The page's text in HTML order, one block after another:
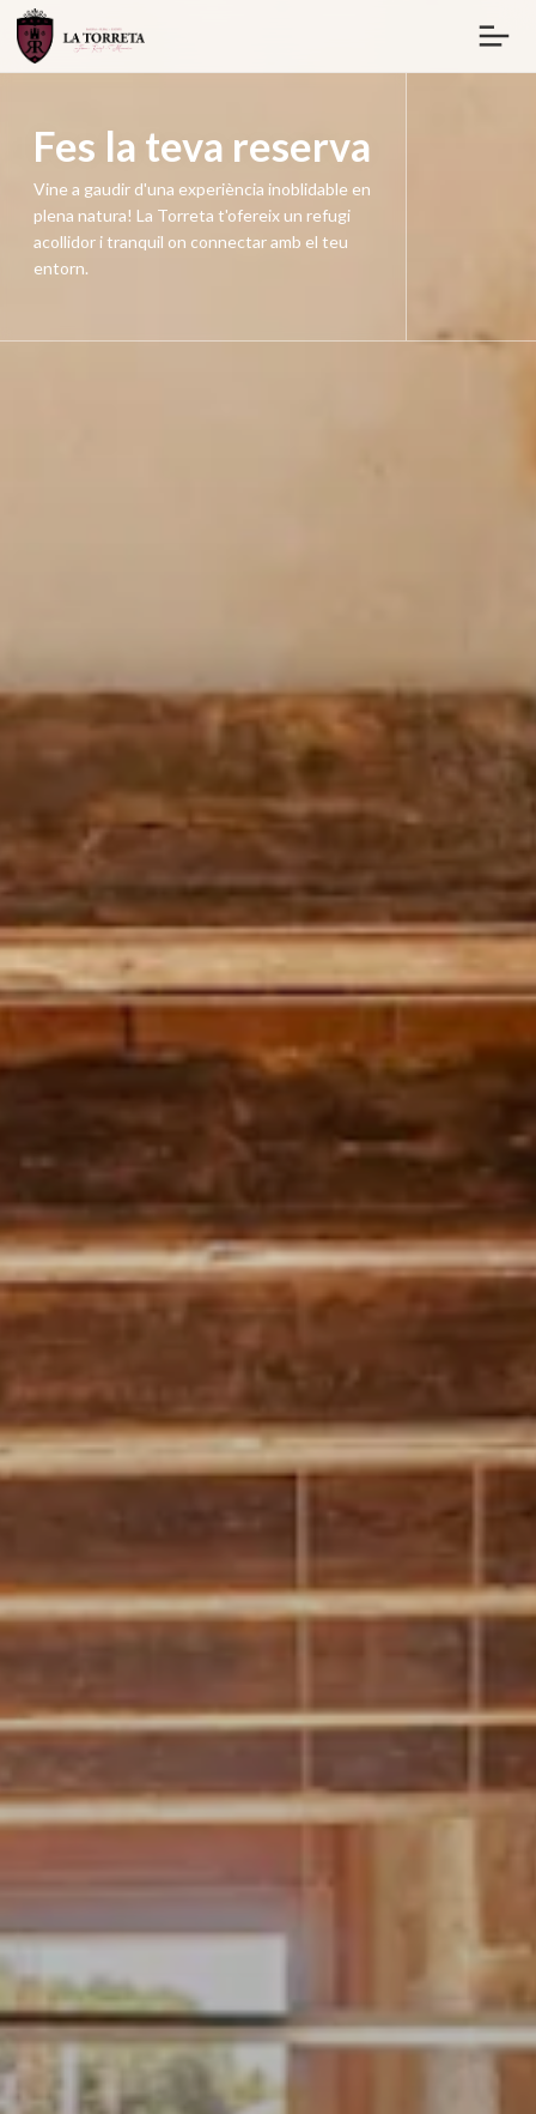
Fes la teva reserva
Vine a gaudir d'una experiència inoblidable en
plena natura! La Torreta t'ofereix un refugi
acollidor i tranquil on connectar amb el teu
entorn.